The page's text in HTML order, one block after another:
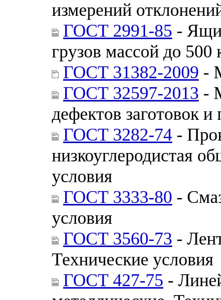
измерений
ГОСТ 2991-85 -
грузов массой до
ГОСТ 31382-2009 -
ГОСТ 32597-2013 -
дефектов заготовок
ГОСТ 3282-74 -
низкоуглеродистая
условия
ГОСТ 3333-80 -
условия
ГОСТ 3560-73 -
Технические условия
ГОСТ 427-75 -